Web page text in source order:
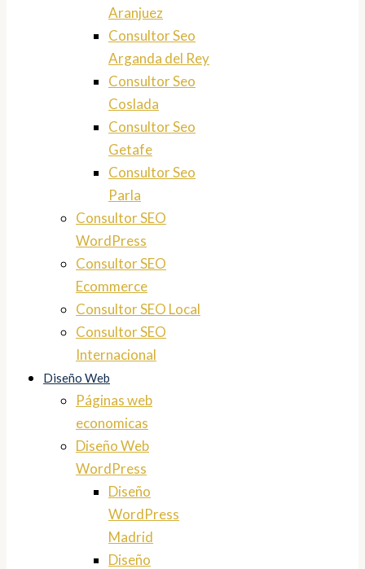
Aranjuez
Consultor Seo
Arganda del Rey
Consultor Seo
Coslada
Consultor Seo
Getafe
Consultor Seo
Parla
Consultor SEO
WordPress
Consultor SEO
Ecommerce
Consultor SEO Local
Consultor SEO
Internacional
Diseño Web
Páginas web
economicas
Diseño Web
WordPress
Diseño
WordPress
Madrid
Diseño